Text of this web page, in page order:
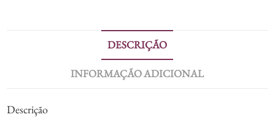
DESCRIÇÃO
INFORMAÇÃO ADICIONAL
Descrição